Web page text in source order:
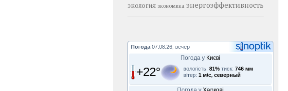
экология экономика энергоэффективность
Погода 07.08.26, вечер
Погода у Києві
+22° вологість: 81% тиск: 746 мм
вітер: 1 м/с, северный